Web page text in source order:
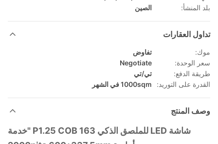
بلد المنشأ:
الصين
تداول العقارات
موك:
تفاوض
سعر الوحدة:
Negotiate
طريقة الدفع:
تي/تي
القدرة على التوريد:
1000sqm في الشهر
وصف المنتج
شاشة LED للملصق الذكي P1.25 COB 163 "خدمة